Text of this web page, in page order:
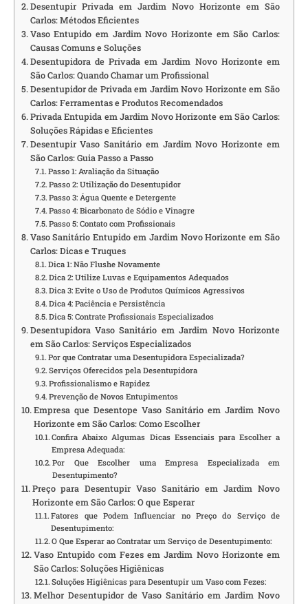
Desentupir Privada em Jardim Novo Horizonte em São
Carlos: Métodos Eficientes
Vaso Entupido em Jardim Novo Horizonte em São Carlos:
Causas Comuns e Soluções
Desentupidora de Privada em Jardim Novo Horizonte em
São Carlos: Quando Chamar um Profissional
Desentupidor de Privada em Jardim Novo Horizonte em São
Carlos: Ferramentas e Produtos Recomendados
Privada Entupida em Jardim Novo Horizonte em São Carlos:
Soluções Rápidas e Eficientes
Desentupir Vaso Sanitário em Jardim Novo Horizonte em
São Carlos: Guia Passo a Passo
Passo 1: Avaliação da Situação
Passo 2: Utilização do Desentupidor
Passo 3: Água Quente e Detergente
Passo 4: Bicarbonato de Sódio e Vinagre
Passo 5: Contato com Profissionais
Vaso Sanitário Entupido em Jardim Novo Horizonte em São
Carlos: Dicas e Truques
Dica 1: Não Flushe Novamente
Dica 2: Utilize Luvas e Equipamentos Adequados
Dica 3: Evite o Uso de Produtos Químicos Agressivos
Dica 4: Paciência e Persistência
Dica 5: Contrate Profissionais Especializados
Desentupidora Vaso Sanitário em Jardim Novo Horizonte
em São Carlos: Serviços Especializados
Por que Contratar uma Desentupidora Especializada?
Serviços Oferecidos pela Desentupidora
Profissionalismo e Rapidez
Prevenção de Novos Entupimentos
Empresa que Desentope Vaso Sanitário em Jardim Novo
Horizonte em São Carlos: Como Escolher
Confira Abaixo Algumas Dicas Essenciais para Escolher a
Empresa Adequada:
Por Que Escolher uma Empresa Especializada em
Desentupimento?
Preço para Desentupir Vaso Sanitário em Jardim Novo
Horizonte em São Carlos: O que Esperar
Fatores que Podem Influenciar no Preço do Serviço de
Desentupimento:
O Que Esperar ao Contratar um Serviço de Desentupimento:
Vaso Entupido com Fezes em Jardim Novo Horizonte em
São Carlos: Soluções Higiênicas
Soluções Higiênicas para Desentupir um Vaso com Fezes:
Melhor Desentupidor de Vaso Sanitário em Jardim Novo